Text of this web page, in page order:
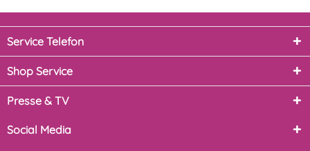
Service Telefon
Shop Service
Presse & TV
Social Media